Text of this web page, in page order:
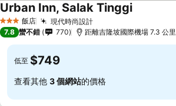
3 星級 飯店 現代時尚設計
Urban Inn, Salak Tinggi
7.8 蠻不錯 770 距離吉隆坡國際機場 7.3 公里
低至 $749
查看其他 3 個網站的價格